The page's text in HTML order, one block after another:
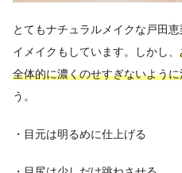
とてもナチュラルメイクな戸田
イメイクもしています。しかし、
全体的に濃くのせすぎないように
う。
・目元は明るめに仕上げる